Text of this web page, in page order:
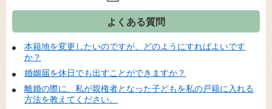
よくある質問
本籍地を変更したいのですが、どのようにすればよいです
か？
婚姻届を休日でも出すことができますか？
離婚の際に、私が親権者となった子どもを私の戸籍に入れる
方法を教えてください。